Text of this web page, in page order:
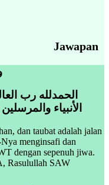
Jawapan
الحمدلله رب
الأنبياء
dan taubat adalah jalan
menginsafi dan
dengan sepenuh jiwa.
Rasulullah SAW